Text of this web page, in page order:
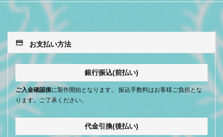
payment お支払い方法
銀行振込(前払い)
ご入金確認後に製作開始となります。 振込手数料はお客様ご負担とな
ります。ご了承ください。
代金引換(後払い)